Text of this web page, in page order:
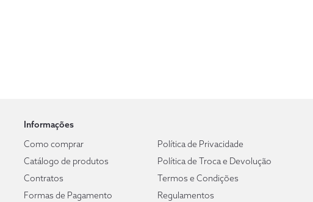
Informações
Como comprar
Catálogo de produtos
Contratos
Formas de Pagamento
Política de Privacidade
Política de Troca e Devolução
Termos e Condições
Regulamentos